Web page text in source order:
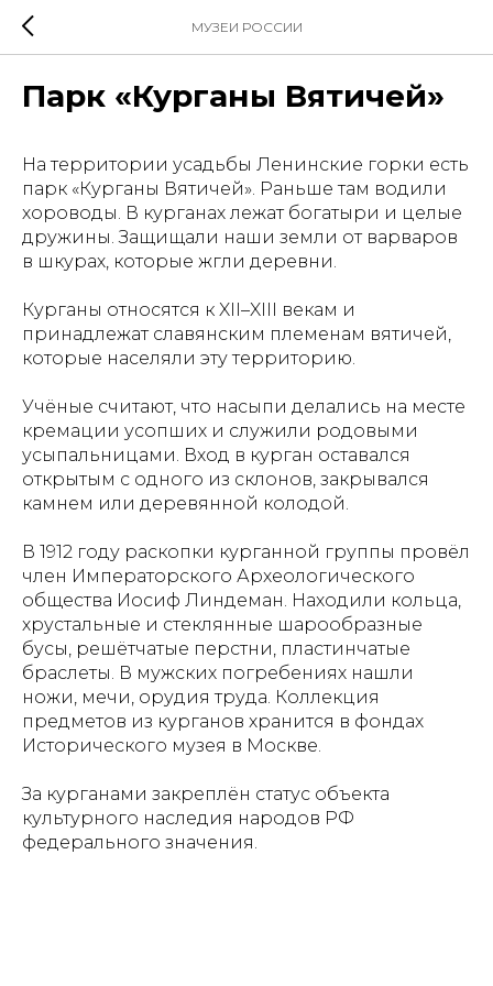
МУЗЕИ РОССИИ
Парк «Курганы Вятичей»
На территории усадьбы Ленинские горки есть
парк «Курганы Вятичей». Раньше там водили
хороводы. В курганах лежат богатыри и целые
дружины. Защищали наши земли от варваров
в шкурах, которые жгли деревни.
Курганы относятся к XII–XIII векам и
принадлежат славянским племенам вятичей,
которые населяли эту территорию.
Учёные считают, что насыпи делались на месте
кремации усопших и служили родовыми
усыпальницами. Вход в курган оставался
открытым с одного из склонов, закрывался
камнем или деревянной колодой.
В 1912 году раскопки курганной группы провёл
член Императорского Археологического
общества Иосиф Линдеман. Находили кольца,
хрустальные и стеклянные шарообразные
бусы, решётчатые перстни, пластинчатые
браслеты. В мужских погребениях нашли
ножи, мечи, орудия труда. Коллекция
предметов из курганов хранится в фондах
Исторического музея в Москве.
За курганами закреплён статус объекта
культурного наследия народов РФ
федерального значения.